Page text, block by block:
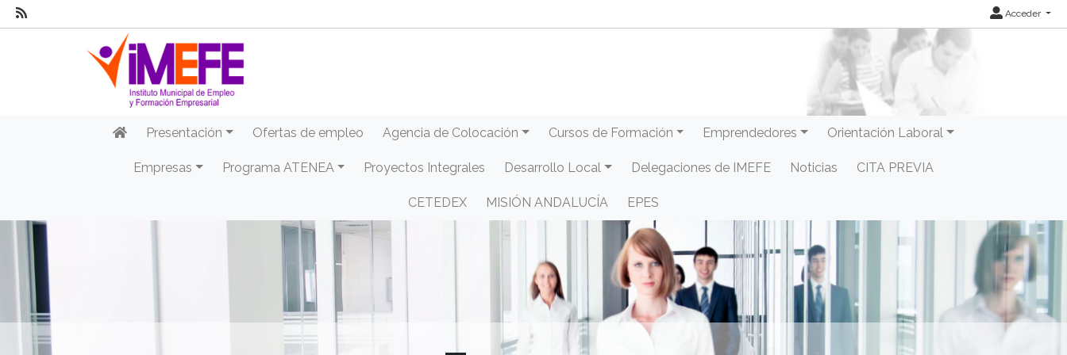
Acceder
Presentación Ofertas de empleo Agencia de Colocación Cursos de Formación Emprendedores Orientación Laboral
Empresas Programa ATENEA Proyectos Integrales Desarrollo Local Delegaciones de IMEFE Noticias CITA PREVIA
CETEDEX MISIÓN ANDALUCÍA EPES